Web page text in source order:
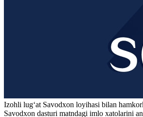
Izohli lugʻat Savodxon loyihasi bilan
Savodxon dasturi matndagi imlo xatolarini